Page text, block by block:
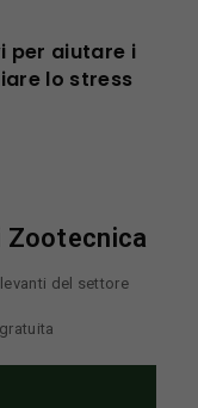
per aiutare i
lo stress
Zootecnica
del settore